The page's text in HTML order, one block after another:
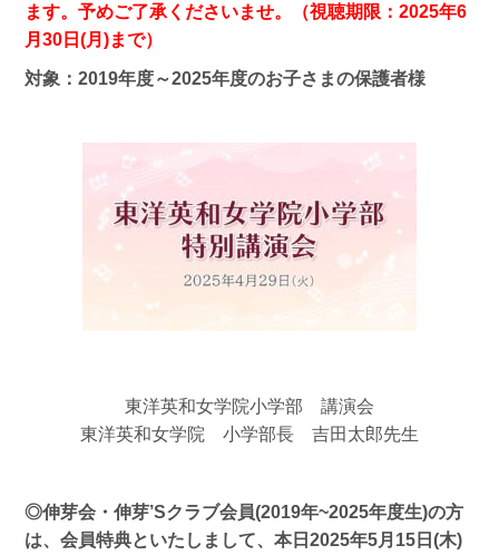
ます。予めご了承くださいませ。（視聴期限：2025年6
月30日(月)まで）
対象：2019年度～2025年度のお子さまの保護者様
東洋英和女学院小学部 講演会
東洋英和女学院 小学部長 吉田太郎先生
◎伸芽会・伸芽’Sクラブ会員(2019年~2025年度生)の方
は、会員特典といたしまして、 本日2025年5月15日(木)